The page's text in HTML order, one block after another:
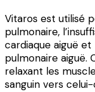
Vitaros est utilisé
pulmonaire,
cardiaque aiguë
pulmonaire aiguë.
relaxant les
sanguin vers celui-